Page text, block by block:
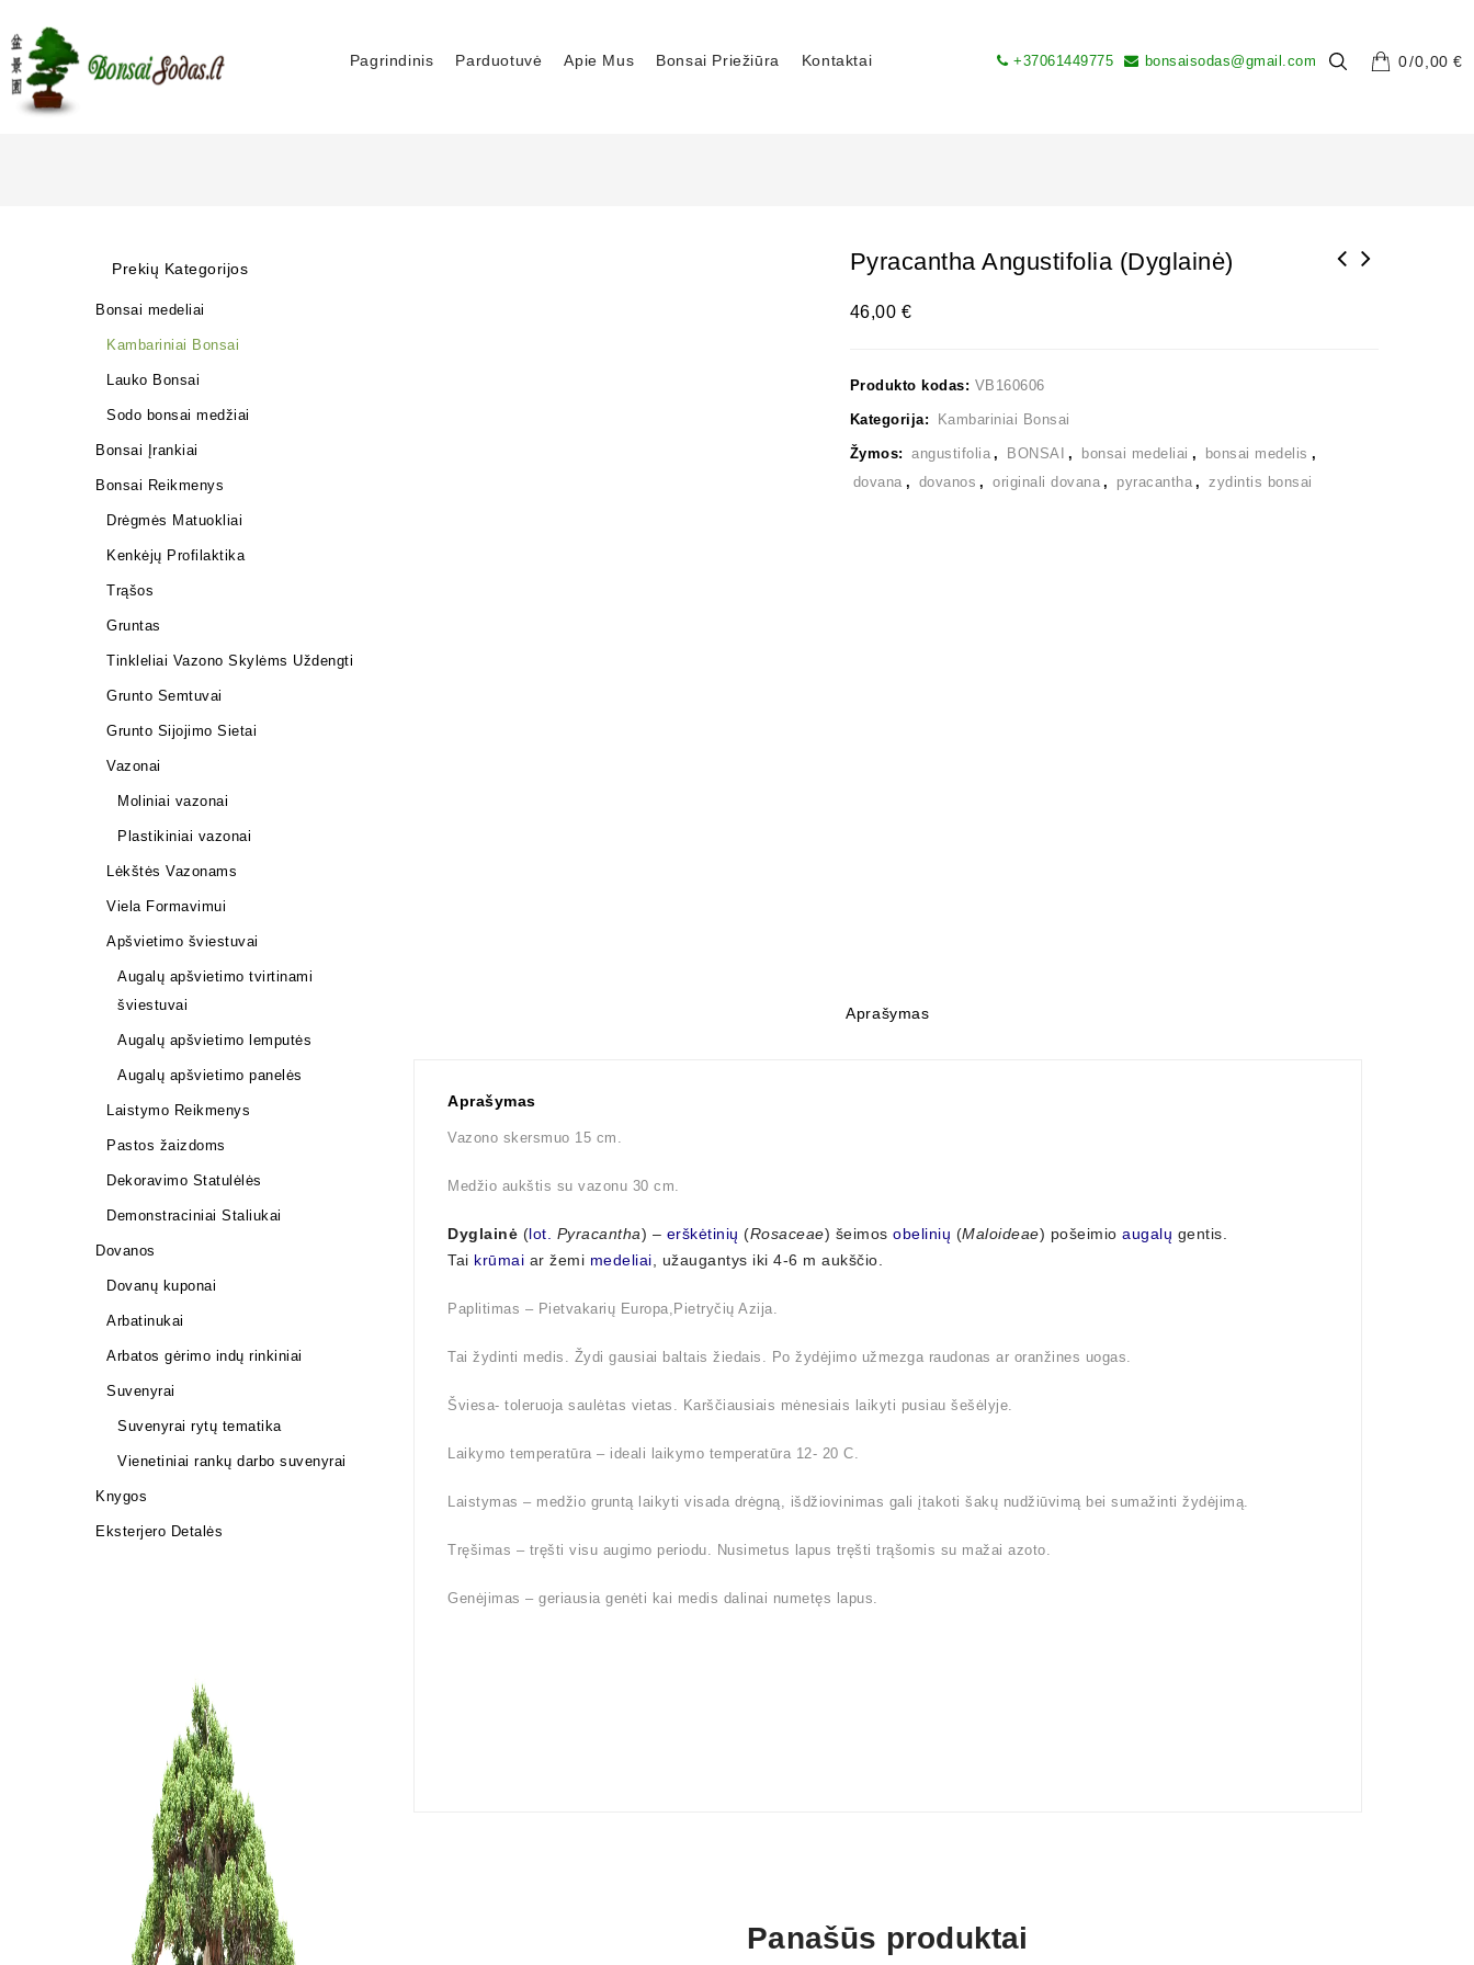
Pagrindinis Parduotuvė Apie Mus Bonsai Priežiūra Kontaktai 0 0,00€
+37061449775 bonsaisodas@gmail.com
Pyracantha Angustifolia (Dyglainė)
46,00€
Produkto kodas: VB160606
Kategorija: Kambariniai Bonsai
Žymos: angustifolia , BONSAI , bonsai medeliai , bonsai medelis ,
dovana , dovanos , originali dovana , pyracantha , zydintis bonsai
Aprašymas
Aprašymas
Vazono skersmuo 15 cm.
Medžio aukštis su vazonu 30 cm.
Dyglainė (lot. Pyracantha) – erškėtinių (Rosaceae) šeimos obelinių (Maloideae) pošeimio augalų gentis.
Tai krūmai ar žemi medeliai , užaugantys iki 4-6 m aukščio.
Paplitimas – Pietvakarių Europa,Pietryčių Azija.
Tai žydinti medis. Žydi gausiai baltais žiedais. Po žydėjimo užmezga raudonas ar oranžines uogas.
Šviesa- toleruoja saulėtas vietas. Karščiausiais mėnesiais laikyti pusiau šešėlyje.
Laikymo temperatūra – ideali laikymo temperatūra 12- 20 C.
Laistymas – medžio gruntą laikyti visada drėgną, išdžiovinimas gali įtakoti šakų nudžiūvimą bei sumažinti žydėjimą.
Tręšimas – tręšti visu augimo periodu. Nusimetus lapus tręšti trąšomis su mažai azoto.
Genėjimas – geriausia genėti kai medis dalinai numetęs lapus.
Panašūs produktai
Prekių Kategorijos
Bonsai medeliai
Kambariniai Bonsai
Lauko Bonsai
Sodo bonsai medžiai
Bonsai Įrankiai
Bonsai Reikmenys
Drėgmės Matuokliai
Kenkėjų Profilaktika
Trąšos
Gruntas
Tinkleliai Vazono Skylėms Uždengti
Grunto Semtuvai
Grunto Sijojimo Sietai
Vazonai
Moliniai vazonai
Plastikiniai vazonai
Lėkštės Vazonams
Viela Formavimui
Apšvietimo šviestuvai
Augalų apšvietimo tvirtinami
šviestuvai
Augalų apšvietimo lemputės
Augalų apšvietimo panelės
Laistymo Reikmenys
Pastos žaizdoms
Dekoravimo Statulėlės
Demonstraciniai Staliukai
Dovanos
Dovanų kuponai
Arbatinukai
Arbatos gėrimo indų rinkiniai
Suvenyrai
Suvenyrai rytų tematika
Vienetiniai rankų darbo suvenyrai
Knygos
Eksterjero Detalės